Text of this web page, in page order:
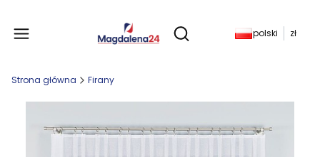
Otwórz wyszukiwarkę
Produkty w
polski zł
Strona główna Firany